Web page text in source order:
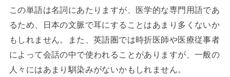
この単語は名詞にあたりますが、医学的な専門用語であ
るため、日本の文脈で耳にすることはあまり多くないか
もしれません。また、英語圏では時折医師や医療従事者
によって会話の中で使われることがありますが、一般の
人々にはあまり馴染みがないかもしれません。